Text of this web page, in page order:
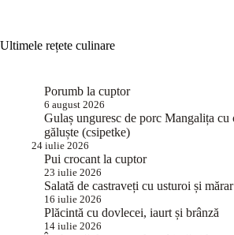
Ultimele rețete culinare
Porumb la cuptor
6 august 2026
Gulaș unguresc de porc Mangalița cu
găluște (csipetke)
24 iulie 2026
Pui crocant la cuptor
23 iulie 2026
Salată de castraveți cu usturoi și mărar
16 iulie 2026
Plăcintă cu dovlecei, iaurt și brânză
14 iulie 2026